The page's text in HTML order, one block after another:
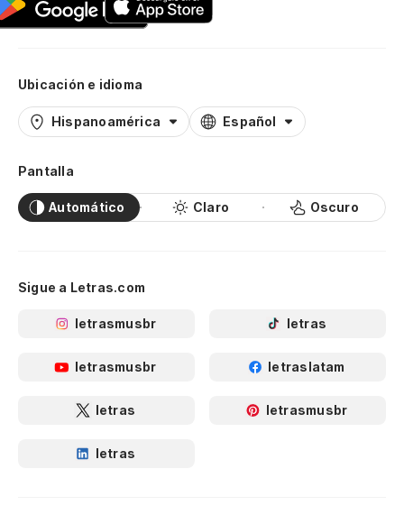
Ubicación e idioma
Hispanoamérica Español
Pantalla
Automático Claro Oscuro
Sigue a Letras.com
letrasmusbr letras
letrasmusbr letraslatam
letras letrasmusbr
letras